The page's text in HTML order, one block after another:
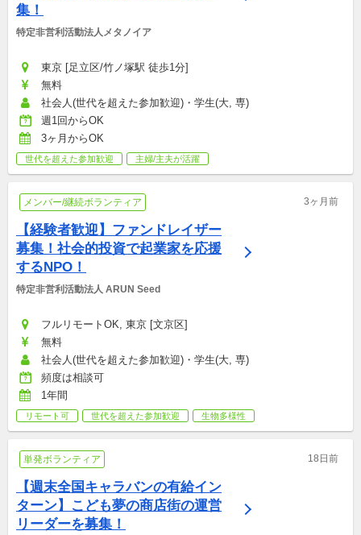
集！
特定非営利活動法人メタノイア
東京 [足立区/竹ノ塚駅 徒歩1分]
無料
社会人(世代を超えた参加歓迎)・学生(大, 専)
週1回からOK
3ヶ月からOK
世代を超えた参加歓迎 主婦/主夫が活躍
メンバー/継続ボランティア 3ヶ月前
【経験者歓迎】ファンドレイザー
募集！社会的投資で起業家を応援
するNPO！
特定非営利活動法人 ARUN Seed
フルリモートOK, 東京 [文京区]
無料
社会人(世代を超えた参加歓迎)・学生(大, 専)
頻度は相談可
1年間
リモート可 世代を超えた参加歓迎 生物多様性
単発ボランティア 18日前
【週末全国キャラバンの有給イン
ターン】こども夢の商店街の運営
リーダーを募集！